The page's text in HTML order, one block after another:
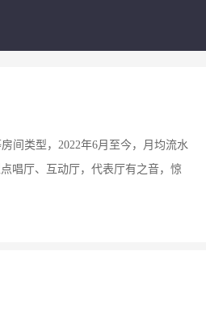
间类型，2022年6月至今，月均流水
唱厅、互动厅，代表厅有之音，惊